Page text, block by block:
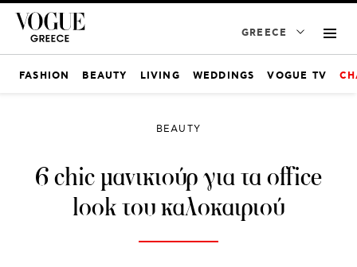
GREECE
FASHION BEAUTY LIVING WEDDINGS VOGUE TV
BEAUTY
6 chic μανικιούρ για τα office
look του καλοκαιριού